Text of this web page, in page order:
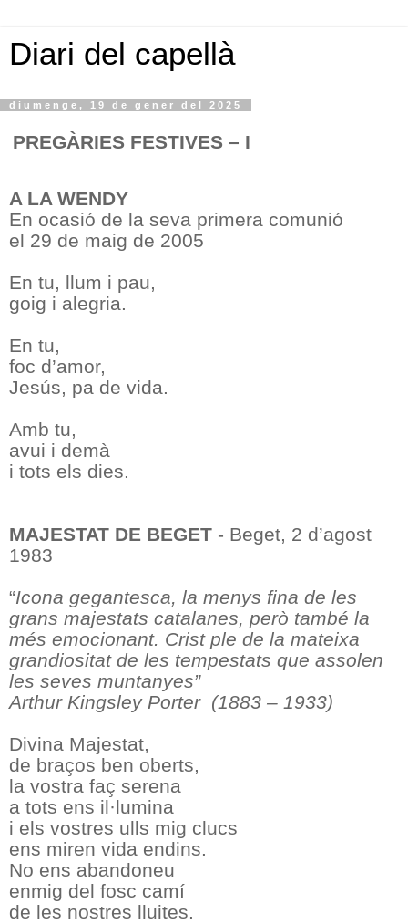
Diari del capellà
diumenge, 19 de gener del 2025
PREGÀRIES FESTIVES – I
A LA WENDY
En ocasió de la seva primera comunió
el 29 de maig de 2005
En tu, llum i pau,
goig i alegria.
En tu,
foc d’amor,
Jesús, pa de vida.
Amb tu,
avui i demà
i tots els dies.
MAJESTAT DE BEGET - Beget, 2 d’agost
1983
“Icona gegantesca, la menys fina de les
grans majestats catalanes, però també la
més emocionant. Crist ple de la mateixa
grandiositat de les tempestats que assolen
les seves muntanyes”
Arthur Kingsley Porter (1883 – 1933)
Divina Majestat,
de braços ben oberts,
la vostra faç serena
a tots ens il·lumina
i els vostres ulls mig clucs
ens miren vida endins.
No ens abandoneu
enmig del fosc camí
de les nostres lluites.